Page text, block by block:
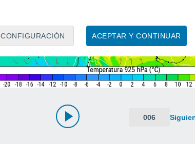
ACEPTAR Y CONTINUAR
CONFIGURACIÓN
006